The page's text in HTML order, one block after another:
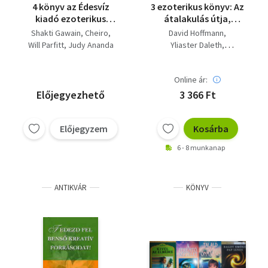
4 könyv az Édesvíz
kiadó ezoterikus
sorozatából: Élj a
fényben,
Shakti Gawain Cheiro
Will Parfitt Judy Ananda
Előjegyezhető
Előjegyzem
3 ezoterikus könyv: Az
átalakulás útja,
Stresszkontroll,
Rejtett erők
David Hoffmann
Yliaster Daleth
Online ár:
3 366 Ft
Kosárba
6 - 8 munkanap
ANTIKVÁR KÖNYV